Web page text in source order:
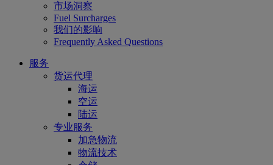
市场洞察
Fuel Surcharges
我们的影响
Frequently Asked Questions
服务
货运代理
海运
空运
陆运
专业服务
加急物流
物流技术